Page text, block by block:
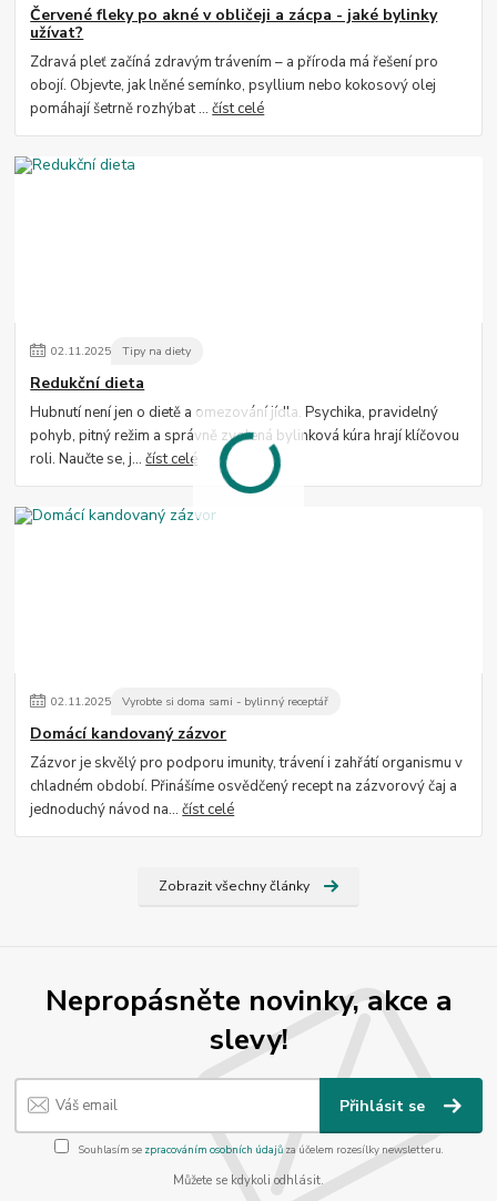
Červené fleky po akné v obličeji a zácpa - jaké bylinky
užívat?
Zdravá pleť začíná zdravým trávením – a příroda má řešení pro
obojí. Objevte, jak lněné semínko, psyllium nebo kokosový olej
pomáhají šetrně rozhýbat ...číst celé
02.11.2025 Tipy na diety
Redukční dieta
Hubnutí není jen o dietě a omezování jídla. Psychika, pravidelný
pohyb, pitný režim a správně zvolená bylinková kúra hrají klíčovou
roli. Naučte se, j...číst celé
02.11.2025 Vyrobte si doma sami - bylinný receptář
Domácí kandovaný zázvor
Zázvor je skvělý pro podporu imunity, trávení i zahřátí organismu v
chladném období. Přinášíme osvědčený recept na zázvorový čaj a
jednoduchý návod na...číst celé
Zobrazit všechny články
Nepropásněte novinky, akce a
slevy!
Přihlásit se
Souhlasím se zpracováním osobních údajůza účelem rozesílky newsletteru.
Můžete se kdykoli odhlásit.